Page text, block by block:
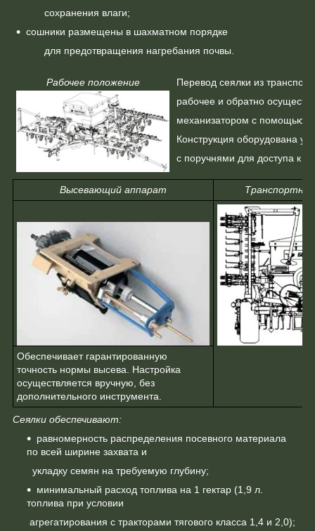
сохранения влаги;
сошники размещены в шахматном порядке
для предотвращения нагребания почвы.
Рабочее положение
Перевод сеялки из
рабочее и обратно
механизатором с помощью
Конструкция оборудована
с поручнями для доступа к
Высевающий аппарат
Обеспечивает гарантированную
точность нормы высева. Настройка
осуществляется вручную, без
дополнительного инструмента.
Сеялки обеспечивают:
равномерность распределения посевного материала
по всей ширине захвата и
укладку семян на требуемую глубину;
минимальный расход топлива на 1 гектар (1,9 л.
топлива при условии
агрегатирования с тракторами тягового класса 1,4 и 2,0);